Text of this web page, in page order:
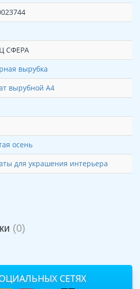
СФЕРА
вырубка
вырубной А4
осень
для украшения интерьера
(0)
СЕТЯХ